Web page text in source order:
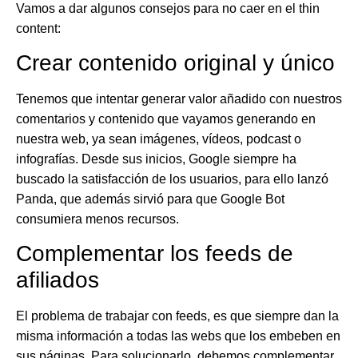
Vamos a dar algunos consejos para no caer en el thin
content:
Crear contenido original y único
Tenemos que intentar generar valor añadido con nuestros
comentarios y contenido que vayamos generando en
nuestra web, ya sean imágenes, vídeos, podcast o
infografías. Desde sus inicios, Google siempre ha
buscado la satisfacción de los usuarios, para ello lanzó
Panda, que además sirvió para que Google Bot
consumiera menos recursos.
Complementar los feeds de
afiliados
El problema de trabajar con feeds, es que siempre dan la
misma información a todas las webs que los embeben en